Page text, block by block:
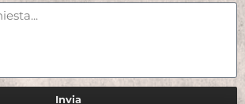
Invia